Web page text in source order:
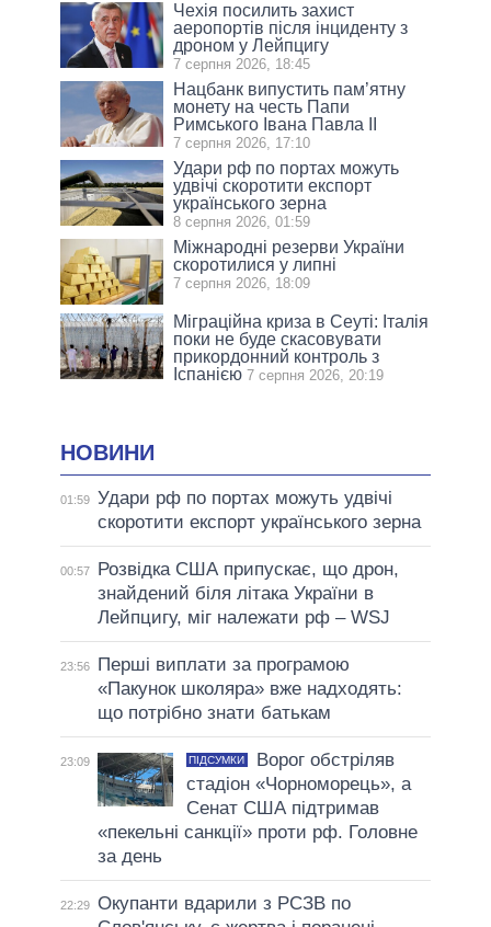
Чехія посилить захист
аеропортів після інциденту з
дроном у Лейпцигу
7 серпня 2026, 18:45
Нацбанк випустить пам’ятну
монету на честь Папи
Римського Івана Павла II
7 серпня 2026, 17:10
Удари рф по портах можуть
удвічі скоротити експорт
українського зерна
8 серпня 2026, 01:59
Міжнародні резерви України
скоротилися у липні
7 серпня 2026, 18:09
Міграційна криза в Сеуті: Італія
поки не буде скасовувати
прикордонний контроль з
Іспанією 7 серпня 2026, 20:19
НОВИНИ
01:59 Удари рф по портах можуть удвічі
скоротити експорт українського зерна
00:57
Розвідка США припускає, що дрон,
знайдений біля літака України в
Лейпцигу, міг належати рф – WSJ
23:56
Перші виплати за програмою
«Пакунок школяра» вже надходять:
що потрібно знати батькам
23:09 ПІДСУМКИ
Ворог обстріляв
стадіон «Чорноморець», а
Сенат США підтримав
«пекельні санкції» проти рф. Головне
за день
22:29 Окупанти вдарили з РСЗВ по